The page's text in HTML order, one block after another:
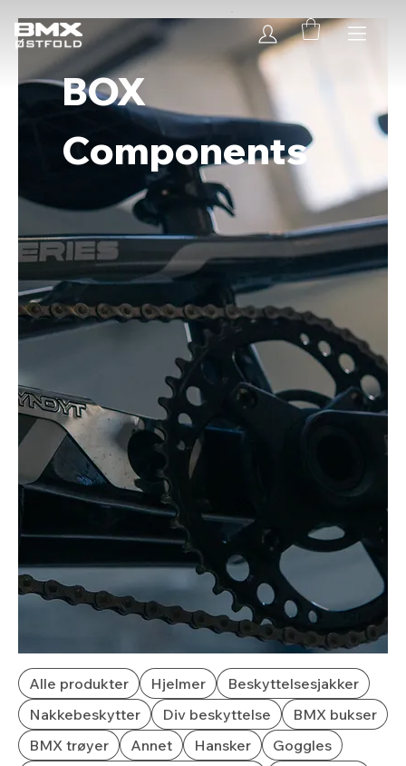
BOX
Components
Alle produkter Hjelmer
Beskyttelsesjakker
Nakkebeskytter
Div beskyttelse
BMX bukser
BMX trøyer
Annet Hansker
Goggles